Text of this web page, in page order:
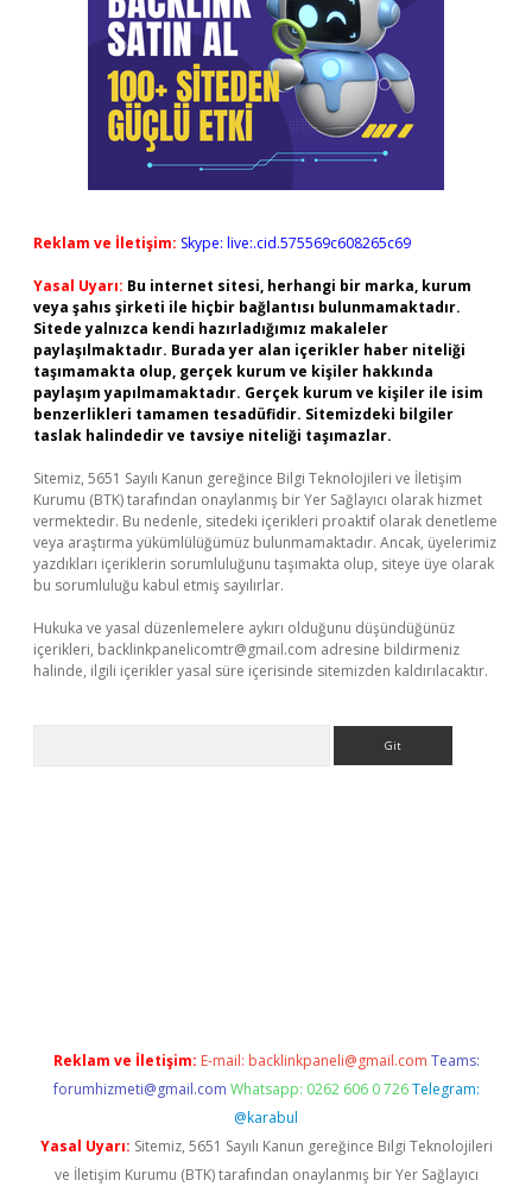
Reklam ve İletişim: Skype: live:.cid.575569c608265c69
Yasal Uyarı: Bu internet sitesi, herhangi bir marka, kurum
veya şahıs şirketi ile hiçbir bağlantısı bulunmamaktadır.
Sitede yalnızca kendi hazırladığımız makaleler
paylaşılmaktadır. Burada yer alan içerikler haber niteliği
taşımamakta olup, gerçek kurum ve kişiler hakkında
paylaşım yapılmamaktadır. Gerçek kurum ve kişiler ile isim
benzerlikleri tamamen tesadüfidir. Sitemizdeki bilgiler
taslak halindedir ve tavsiye niteliği taşımazlar.
Sitemiz, 5651 Sayılı Kanun gereğince Bilgi Teknolojileri ve İletişim
Kurumu (BTK) tarafından onaylanmış bir Yer Sağlayıcı olarak hizmet
vermektedir. Bu nedenle, sitedeki içerikleri proaktif olarak denetleme
veya araştırma yükümlülüğümüz bulunmamaktadır. Ancak, üyelerimiz
yazdıkları içeriklerin sorumluluğunu taşımakta olup, siteye üye olarak
bu sorumluluğu kabul etmiş sayılırlar.
Hukuka ve yasal düzenlemelere aykırı olduğunu düşündüğünüz
içerikleri, backlinkpanelicomtr@gmail.com adresine bildirmeniz
halinde, ilgili içerikler yasal süre içerisinde sitemizden kaldırılacaktır.
Reklam ve İletişim: E-mail: backlinkpaneli@gmail.com Teams:
forumhizmeti@gmail.com Whatsapp: 0262 606 0 726 Telegram:
@karabul
Yasal Uyarı: Sitemiz, 5651 Sayılı Kanun gereğince Bilgi Teknolojileri
ve İletişim Kurumu (BTK) tarafından onaylanmış bir Yer Sağlayıcı